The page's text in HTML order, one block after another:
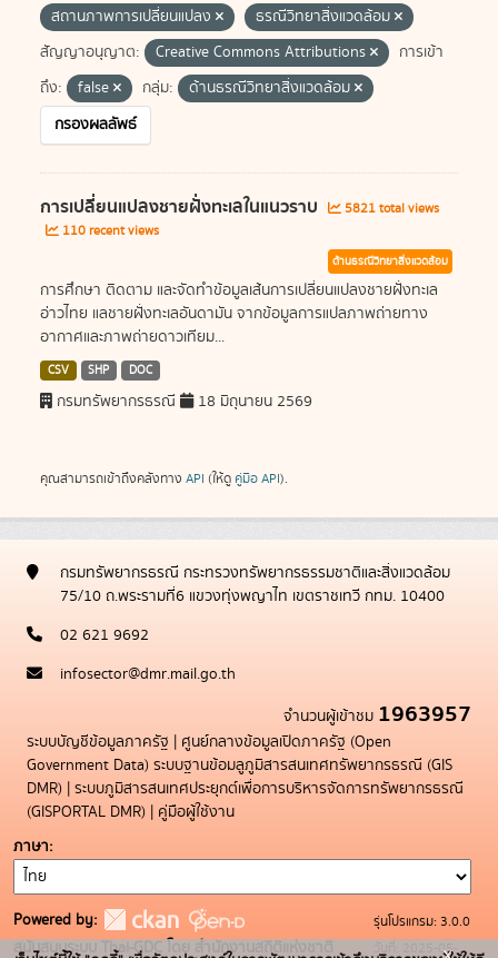
สถานภาพการเปลี่ยนแปลง
ธรณีวิทยาสิ่งแวดล้อม
สัญญาอนุญาต:
Creative Commons Attributions
การเข้า
ถึง:
false กลุ่ม:
ด้านธรณีวิทยาสิ่งแวดล้อม
กรองผลลัพธ์
การเปลี่ยนแปลงชายฝั่งทะเลในแนวราบ
5821 total views
110 recent views
ด้านธรณีวิทยาสิ่งแวดล้อม
การศึกษา ติดตาม และจัดทำข้อมูลเส้นการเปลี่ยนแปลงชายฝั่งทะเล
อ่าวไทย แลชายฝั่งทะเลอันดามัน จากข้อมูลการแปลภาพถ่ายทาง
อากาศและภาพถ่ายดาวเทียม...
CSV SHP DOC
กรมทรัพยากรธรณี 18 มิถุนายน 2569
คุณสามารถเข้าถึงคลังทาง API (ให้ดู คู่มือ API).
กรมทรัพยากรธรณี กระทรวงทรัพยากรธรรมชาติและสิ่งแวดล้อม
75/10 ถ.พระรามที่6 แขวงทุ่งพญาไท เขตราชเทวี กทม. 10400
02 621 9692
infosector@dmr.mail.go.th
จำนวนผู้เข้าชม 1963957
ระบบบัญชีข้อมูลภาครัฐ | ศูนย์กลางข้อมูลเปิดภาครัฐ (Open
Government Data) ระบบฐานข้อมลูภูมิสารสนเทศทรัพยากรธรณี (GIS
DMR) | ระบบภูมิสารสนเทศประยุกต์เพื่อการบริหารจัดการทรัพยากรธรณี
(GISPORTAL DMR) | คู่มือผู้ใช้งาน
ภาษา
Powered by:
สนับสนุนระบบ Thai-GDC โดย สำนักงานสถิติแห่งชาติ
รุ่นโปรแกรม: 3.0.0
วันที่: 2025-05-